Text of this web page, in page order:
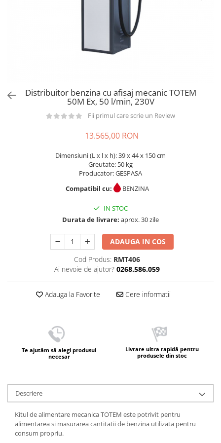
Rezervoare stationare supraterane
Distribuitor benzina cu afisaj mecanic TOTEM
50M Ex, 50 l/min, 230V
Fii primul care scrie un Review
13.565,00 RON
Dimensiuni (L x l x h): 39 x 44 x 150 cm
Greutate: 50 kg
Producator: GESPASA
Compatibil cu:
BENZINA
IN STOC
Durata de livrare: aprox. 30 zile
ADAUGA IN COS
Cod Produs: RMT406
Ai nevoie de ajutor? 0268.586.059
Adauga la Favorite Cere informatii
Te ajutăm să alegi produsul
necesar
Livrare ultra rapidă pentru
produsele din stoc
Descriere
Kitul de alimentare mecanica TOTEM este potrivit pentru
alimentarea si masurarea cantitatii de benzina utilizata pentru
consum propriu.